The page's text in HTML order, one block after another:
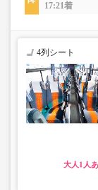
17:21着
4列シート
大人